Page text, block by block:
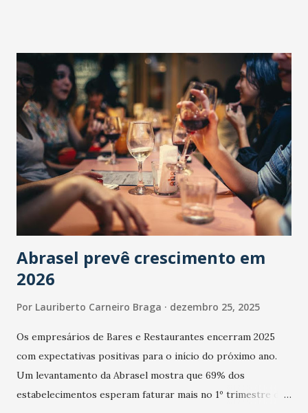
Abrasel prevê crescimento em
2026
Por Lauriberto Carneiro Braga dezembro 25, 2025
Os empresários de Bares e Restaurantes encerram 2025
com expectativas positivas para o início do próximo ano.
Um levantamento da Abrasel mostra que 69% dos
estabelecimentos esperam faturar mais no 1º trimestre de